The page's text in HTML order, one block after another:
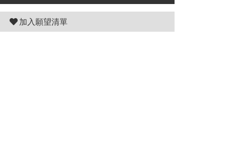
加入願望清單